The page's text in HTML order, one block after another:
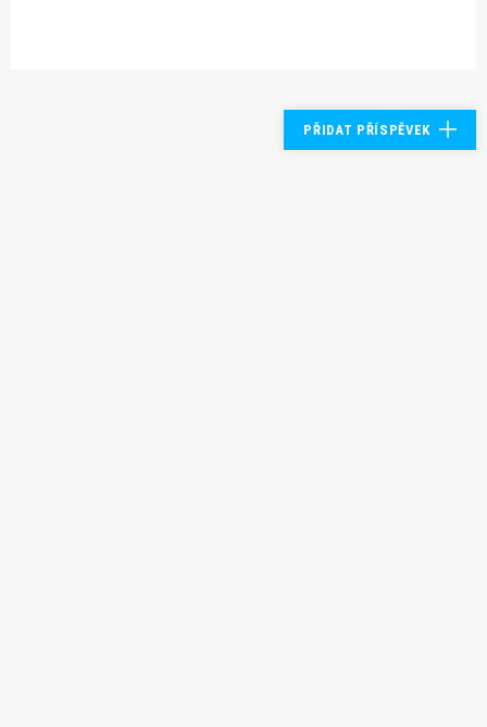
PŘIDAT PŘÍSPĚVEK